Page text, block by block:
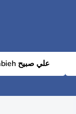
Ali Sabieh علي صبيح